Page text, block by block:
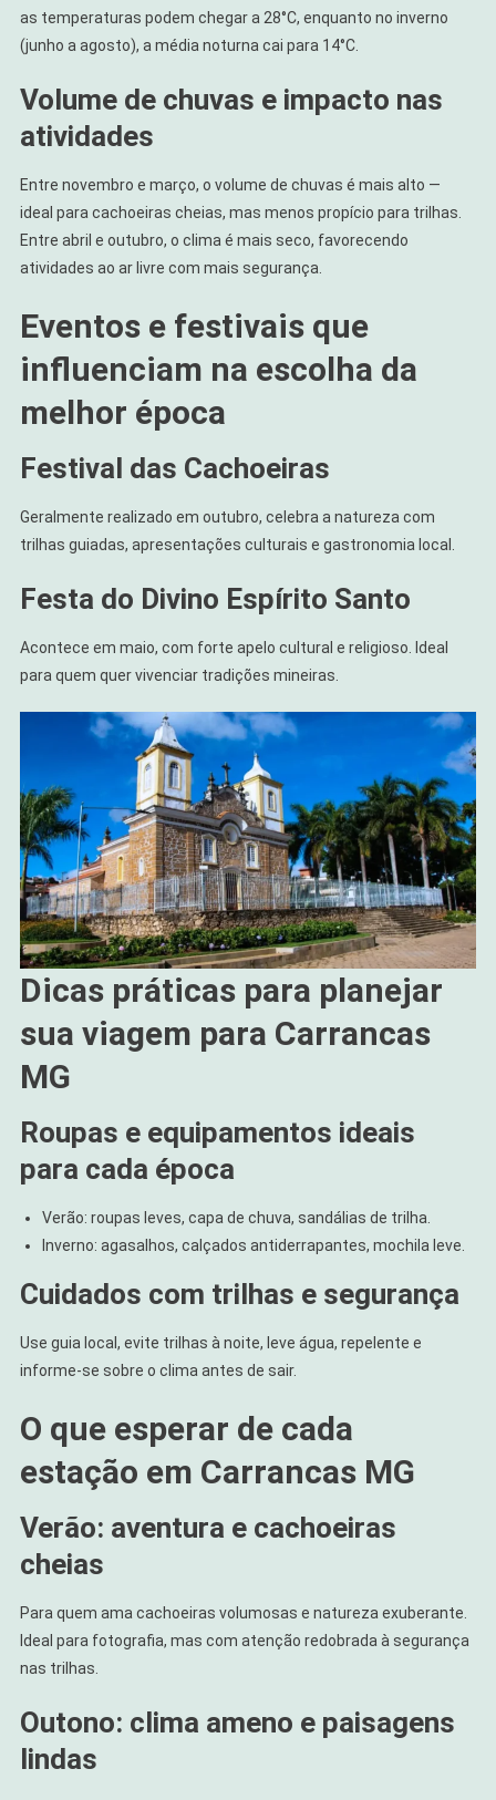
as temperaturas podem chegar a 28°C, enquanto no inverno
(junho a agosto), a média noturna cai para 14°C.
Volume de chuvas e impacto nas
atividades
Entre novembro e março, o volume de chuvas é mais alto —
ideal para cachoeiras cheias, mas menos propício para trilhas.
Entre abril e outubro, o clima é mais seco, favorecendo
atividades ao ar livre com mais segurança.
Eventos e festivais que
influenciam na escolha da
melhor época
Festival das Cachoeiras
Geralmente realizado em outubro, celebra a natureza com
trilhas guiadas, apresentações culturais e gastronomia local.
Festa do Divino Espírito Santo
Acontece em maio, com forte apelo cultural e religioso. Ideal
para quem quer vivenciar tradições mineiras.
Dicas práticas para planejar
sua viagem para Carrancas
MG
Roupas e equipamentos ideais
para cada época
Verão: roupas leves, capa de chuva, sandálias de trilha.
Inverno: agasalhos, calçados antiderrapantes, mochila leve.
Cuidados com trilhas e segurança
Use guia local, evite trilhas à noite, leve água, repelente e
informe-se sobre o clima antes de sair.
O que esperar de cada
estação em Carrancas MG
Verão: aventura e cachoeiras
cheias
Para quem ama cachoeiras volumosas e natureza exuberante.
Ideal para fotografia, mas com atenção redobrada à segurança
nas trilhas.
Outono: clima ameno e paisagens
lindas